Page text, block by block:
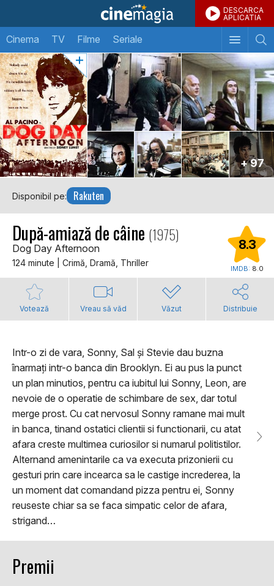
DESCARCA
APLICATIA
Cinema TV Filme Seriale
+ 97
Disponibil pe: Rakuten
După-amiază de câine (1975)
Dog Day Afternoon
124 minute | Crimă, Dramă, Thriller
8.3
IMDB: 8.0
Votează Vreau să văd Văzut Distribuie
Intr-o zi de vara, Sonny, Sal și Stevie dau buzna
înarmați intr-o banca din Brooklyn. Ei au pus la punct
un plan minutios, pentru ca iubitul lui Sonny, Leon, are
nevoie de o operatie de schimbare de sex, dar totul
merge prost. Cu cat nervosul Sonny ramane mai mult
in banca, tinand ostatici clientii si functionarii, cu atat
afara creste multimea curiosilor si numarul politistilor.
Alternand amenintarile ca va executa prizonierii cu
gesturi prin care incearca sa le castige increderea, la
un moment dat comandand pizza pentru ei, Sonny
reuseste chiar sa se faca simpatic celor de afara,
strigand…
Premii